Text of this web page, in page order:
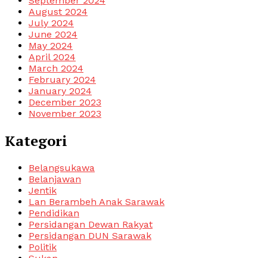
August 2024
July 2024
June 2024
May 2024
April 2024
March 2024
February 2024
January 2024
December 2023
November 2023
Kategori
Belangsukawa
Belanjawan
Jentik
Lan Berambeh Anak Sarawak
Pendidikan
Persidangan Dewan Rakyat
Persidangan DUN Sarawak
Politik